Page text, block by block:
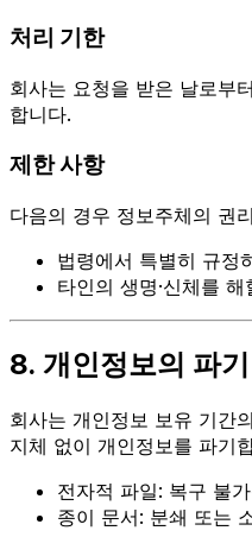
처리 기한
회사는 요청을 받은 날로부
합니다.
제한 사항
다음의 경우 정보주체의 권
법령에서 특별히 규정
타인의 생명·신체를
8. 개인정보의 파
회사는 개인정보 보유 기간
지체 없이 개인정보를 파기
전자적 파일: 복구 불
종이 문서: 분쇄 또는